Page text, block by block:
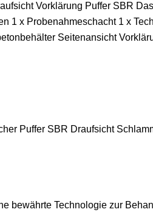
Vorklärung Puffer SBR
1 x Probenahmeschacht 1 x
Seitenansicht
Puffer SBR Draufsicht
bewährte Technologie zur